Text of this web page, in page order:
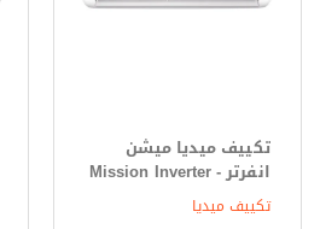
تكييف ميديا ميشن
انفرتر - Mission Inverter
3 حصان بارد _ ساخن
تكييف ميديا